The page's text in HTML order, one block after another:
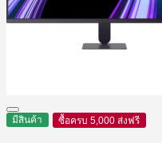
มีสินค้า ซื้อครบ 5,000 ส่งฟรี